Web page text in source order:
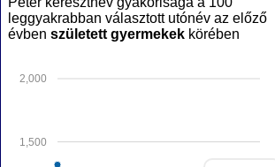
leggyakrabban választott utónév az előző
évben született gyermekek körében
1,500
2,000